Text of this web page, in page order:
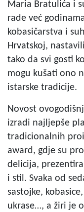
Maria Bratulića i
rade već
kobasičarstva i
Hrvatskoj,
tako da svi gosti
mogu kušati ono
istarske tradicije.
Novost
izradi najljepše
tradicionalnih
award, gdje su
delicija,
i stil. Svaka od
sastojke,
ukrase…, a žiri je